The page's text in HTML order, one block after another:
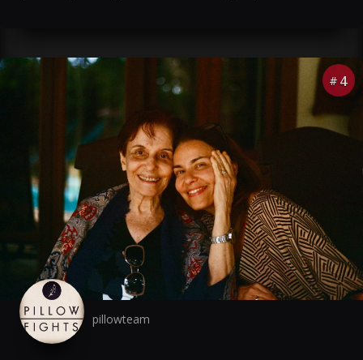
# 4
pillowteam